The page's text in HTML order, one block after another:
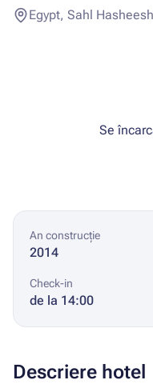
Egypt, Sahl Hasheesh
Se
An construcție
2014
Check-in
de la 14:00
Descriere hotel